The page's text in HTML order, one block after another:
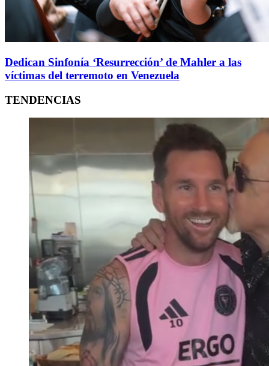
Dedican Sinfonía ‘Resurrección’ de Mahler a las
víctimas del terremoto en Venezuela
TENDENCIAS